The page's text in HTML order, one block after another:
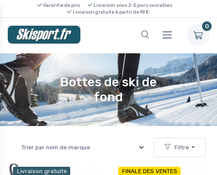
Garantie de prix
Livraison sous 2-5 jours ouvrables
Livraison gratuite à partir de 99 €.
0
Bottes de ski de
fond
Filtre
Livraison gratuite
FINALE DES VENTES